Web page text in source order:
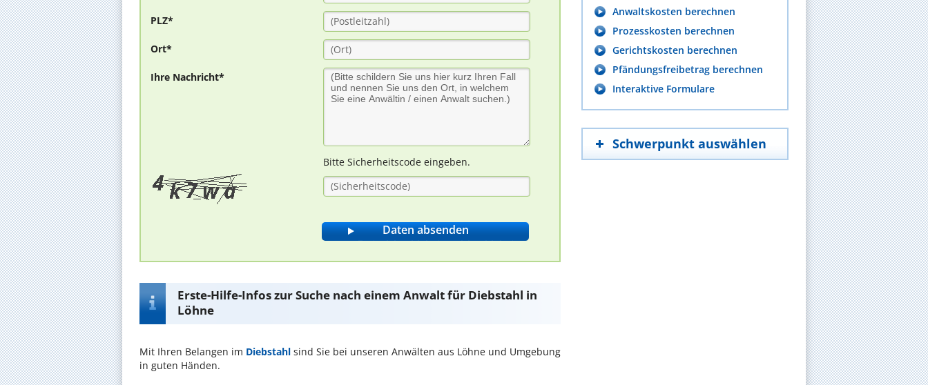
PLZ*
Ort*
Ihre Nachricht*
Bitte Sicherheitscode eingeben.
Erste-Hilfe-Infos zur Suche nach einem Anwalt für Diebstahl in
Löhne
Mit Ihren Belangen im Diebstahl sind Sie bei unseren Anwälten aus Löhne und Umgebung
in guten Händen.
Anwaltskosten berechnen
Prozesskosten berechnen
Gerichtskosten berechnen
Pfändungsfreibetrag berechnen
Interaktive Formulare
Schwerpunkt auswählen